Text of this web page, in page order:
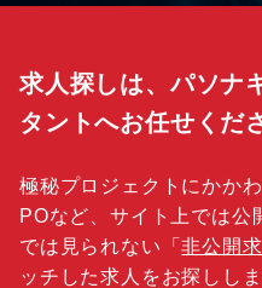
求人探しは、パソナ
タントへお任せくだ
極秘プロジェクトにかか
POなど、サイト上では公
では見られない「非公開求
ッチした求人をお探ししま